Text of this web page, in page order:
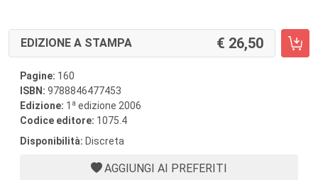
EDIZIONE A STAMPA 26,50
Pagine: 160
ISBN: 9788846477453
Edizione: 1 a edizione 2006
Codice editore: 1075.4
Disponibilità: Discreta
AGGIUNGI AI PREFERITI